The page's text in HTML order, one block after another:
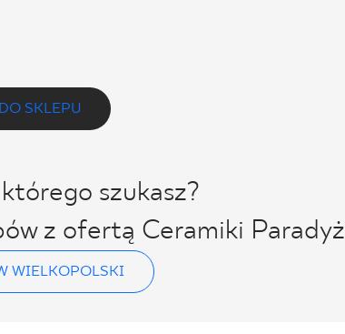
SKLEPU
szukasz?
z ofertą Ceramiki Paradyż
WIELKOPOLSKI